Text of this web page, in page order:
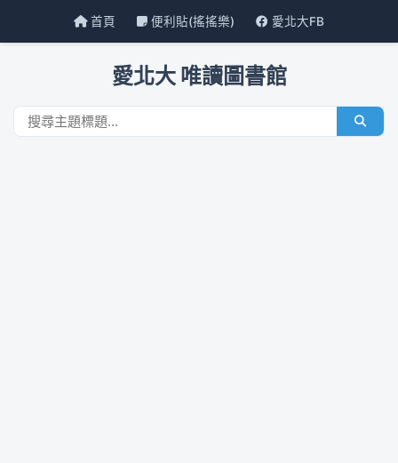
首頁 便利貼(搖搖樂) 愛北大FB
愛北大 唯讀圖書館